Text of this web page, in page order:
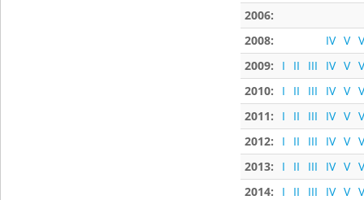
2006:
2008:
IV V
2009:
I II III IV V
2010:
I II III IV V
2011:
I II III IV V
2012:
I II III IV V
2013:
I II III IV V
2014:
I II III IV V